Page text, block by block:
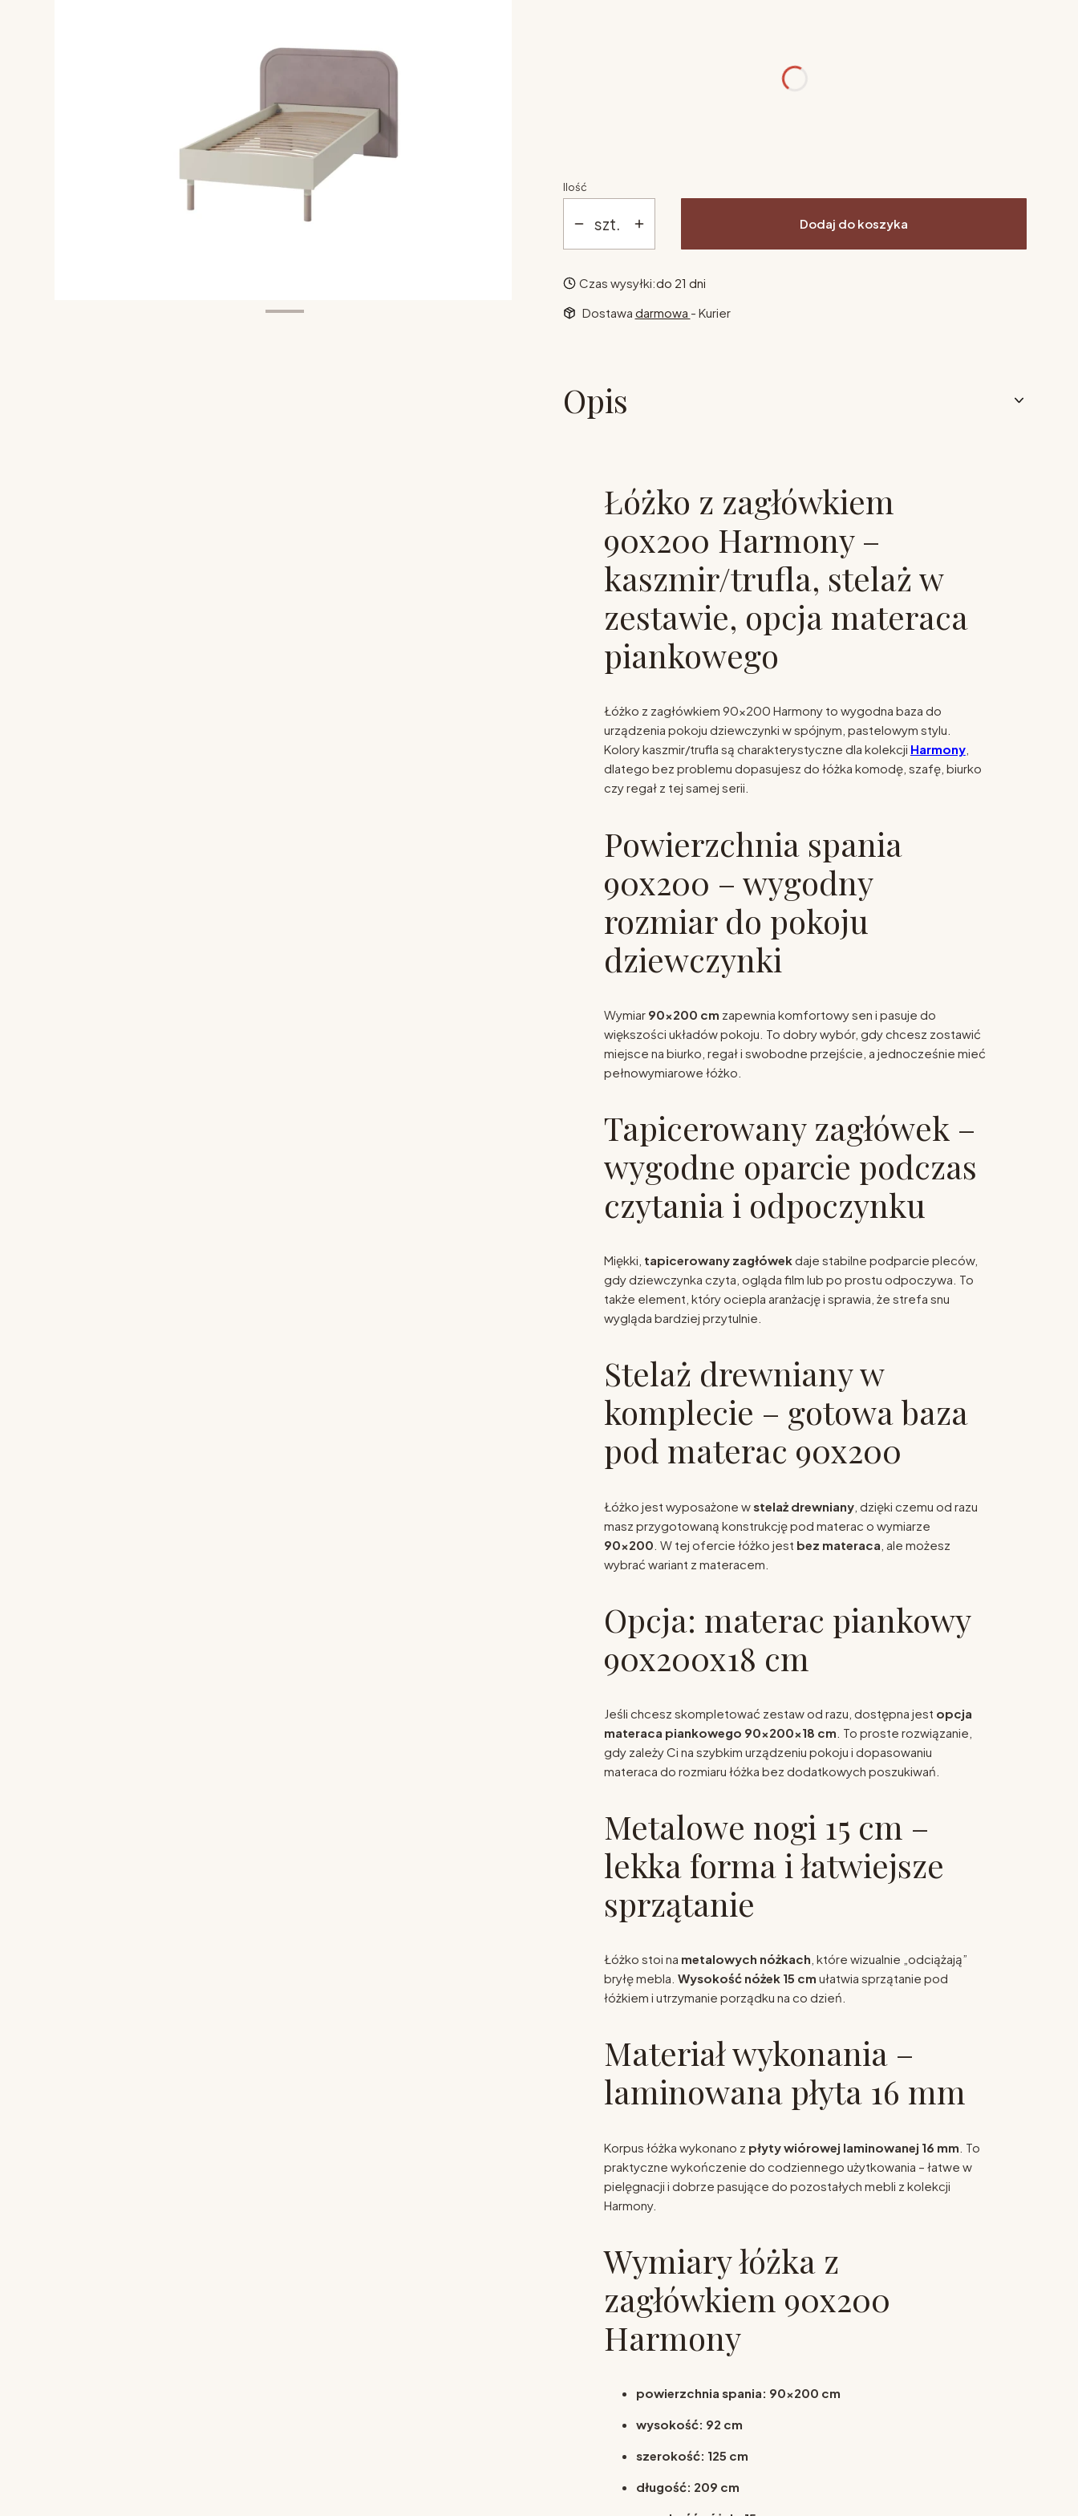
Ilość
szt. Dodaj do koszyka
Czas wysyłki:do 21 dni
Dostawa darmowa - Kurier
Opis
Łóżko z zagłówkiem
90x200 Harmony –
kaszmir/trufla, stelaż w
zestawie, opcja materaca
piankowego
Łóżko z zagłówkiem 90x200 Harmony to wygodna baza do
urządzenia pokoju dziewczynki w spójnym, pastelowym stylu.
Kolory kaszmir/trufla są charakterystyczne dla kolekcji Harmony,
dlatego bez problemu dopasujesz do łóżka komodę, szafę, biurko
czy regał z tej samej serii.
Powierzchnia spania
90x200 – wygodny
rozmiar do pokoju
dziewczynki
Wymiar 90x200 cm zapewnia komfortowy sen i pasuje do
większości układów pokoju. To dobry wybór, gdy chcesz zostawić
miejsce na biurko, regał i swobodne przejście, a jednocześnie mieć
pełnowymiarowe łóżko.
Tapicerowany zagłówek –
wygodne oparcie podczas
czytania i odpoczynku
Miękki, tapicerowany zagłówekdaje stabilne podparcie pleców,
gdy dziewczynka czyta, ogląda film lub po prostu odpoczywa. To
także element, który ociepla aranżację i sprawia, że strefa snu
wygląda bardziej przytulnie.
Stelaż drewniany w
komplecie – gotowa baza
pod materac 90x200
Łóżko jest wyposażone wstelaż drewniany, dzięki czemu od razu
masz przygotowaną konstrukcję pod materac o wymiarze
90x200 . W tej ofercie łóżko jest bez materaca , ale możesz
wybrać wariant z materacem.
Opcja: materac piankowy
90x200x18 cm
Jeśli chcesz skompletować zestaw od razu, dostępna jest opcja
materaca piankowego 90x200x18 cm . To proste rozwiązanie,
gdy zależy Ci na szybkim urządzeniu pokoju i dopasowaniu
materaca do rozmiaru łóżka bez dodatkowych poszukiwań.
Metalowe nogi 15 cm –
lekka forma i łatwiejsze
sprzątanie
Łóżko stoi na metalowych nóżkach , które wizualnie „odciążają”
bryłę mebla. Wysokość nóżek 15 cm ułatwia sprzątanie pod
łóżkiem i utrzymanie porządku na co dzień.
Materiał wykonania –
laminowana płyta 16 mm
Korpus łóżka wykonano z płyty wiórowej laminowanej 16 mm . To
praktyczne wykończenie do codziennego użytkowania – łatwe w
pielęgnacji i dobrze pasujące do pozostałych mebli z kolekcji
Harmony.
Wymiary łóżka z
zagłówkiem 90x200
Harmony
powierzchnia spania: 90x200 cm
wysokość: 92 cm
szerokość: 125 cm
długość: 209 cm